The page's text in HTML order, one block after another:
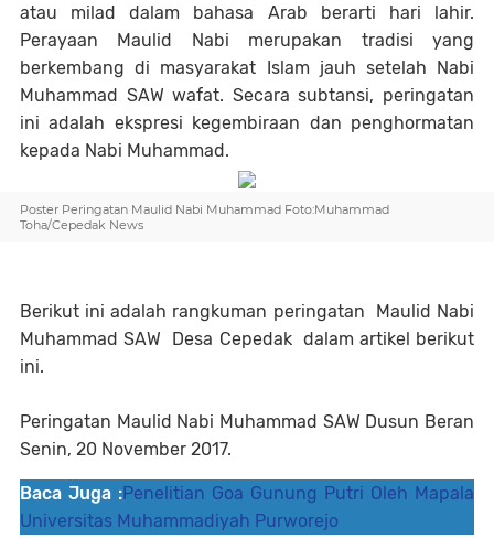
atau milad dalam bahasa Arab berarti hari lahir.
Perayaan Maulid Nabi merupakan tradisi yang
berkembang di masyarakat Islam jauh setelah Nabi
Muhammad SAW wafat. Secara subtansi, peringatan
ini adalah ekspresi kegembiraan dan penghormatan
kepada Nabi Muhammad.
Poster Peringatan Maulid Nabi Muhammad Foto:Muhammad
Toha/Cepedak News
Berikut ini adalah rangkuman peringatan Maulid Nabi
Muhammad SAW Desa Cepedak dalam artikel berikut
ini.
Peringatan Maulid Nabi Muhammad SAW Dusun Beran
Senin, 20 November 2017.
Baca Juga :Penelitian Goa Gunung Putri Oleh Mapala
Universitas Muhammadiyah Purworejo